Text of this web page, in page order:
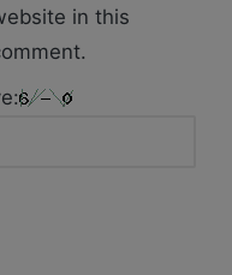
in this